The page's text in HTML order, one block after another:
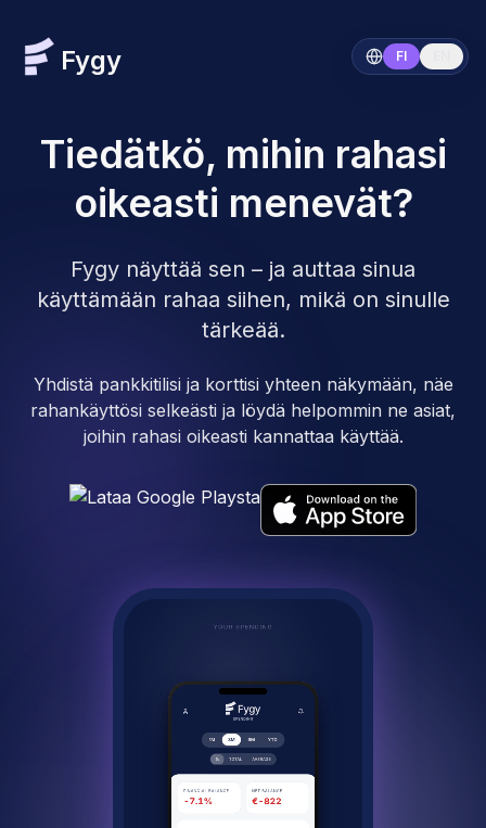
Fygy FI
Tiedätkö, mihin rahasi
oikeasti menevät?
Fygy näyttää sen – ja auttaa sinua
käyttämään rahaa siihen, mikä on sinulle
tärkeää.
Yhdistä pankkitilisi ja korttisi yhteen näkymään, näe
rahankäyttösi selkeästi ja löydä helpommin ne asiat,
joihin rahasi oikeasti kannattaa käyttää.